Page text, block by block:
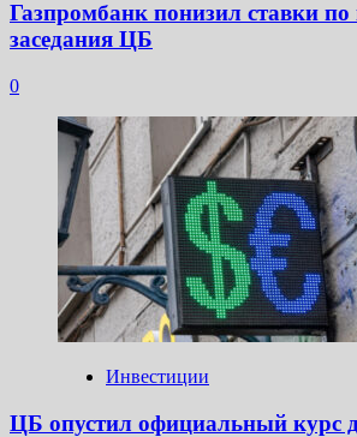
Газпромбанк понизил ставки
заседания ЦБ
0
Инвестиции
ЦБ опустил официальный